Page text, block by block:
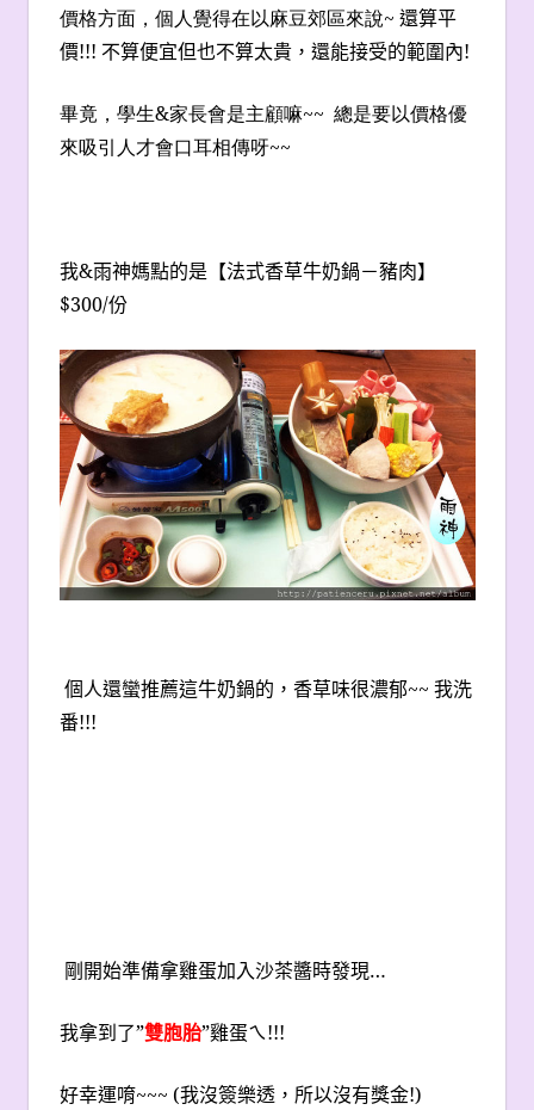
價格方面，個人覺得在以麻豆郊區來說~ 還算平
價!!! 不算便宜但也不算太貴，還能接受的範圍內!
畢竟，學生&家長會是主顧嘛~~ 總是要以價格優
來吸引人才會口耳相傳呀~~
我&雨神媽點的是【法式香草牛奶鍋－豬肉】
$300/份
個人還蠻推薦這牛奶鍋的，香草味很濃郁~~ 我洗
番!!!
剛開始準備拿雞蛋加入沙茶醬時發現…
我拿到了”雙胞胎”雞蛋ㄟ!!!
好幸運唷~~~ (我沒簽樂透，所以沒有獎金!)